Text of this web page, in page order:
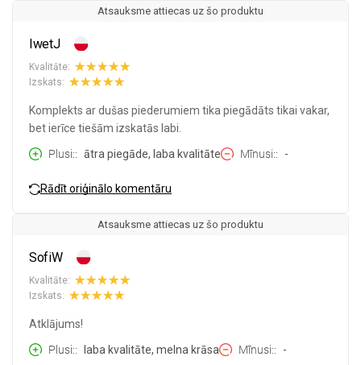
Atsauksme attiecas uz šo produktu
IwetJ
Kvalitāte:
Izskats:
Komplekts ar dušas piederumiem tika piegādāts tikai vakar,
bet ierīce tiešām izskatās labi.
Plusi:
ātra piegāde, laba kvalitāte Mīnusi: -
Rādīt oriģinālo komentāru
Atsauksme attiecas uz šo produktu
SofiW
Kvalitāte:
Izskats:
Atklājums!
Plusi:
laba kvalitāte, melna krāsa Mīnusi: -